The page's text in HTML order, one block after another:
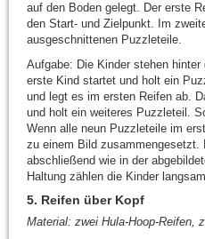
auf den Boden gelegt. Der erste
den Start- und Zielpunkt. Im
ausgeschnittenen Puzzleteile.
Aufgabe: Die Kinder stehen
erste Kind startet und holt ein
und legt es im ersten Reifen ab.
und holt ein weiteres Puzzleteil.
Wenn alle neun Puzzleteile im
zu einem Bild zusammengesetzt.
abschließend wie in der
Haltung zählen die Kinder
5. Reifen über Kopf
Material: zwei Hula-Hoop-Reifen,